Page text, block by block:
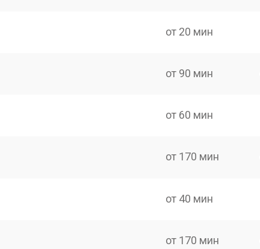
от 20 мин
от 90 мин
от 60 мин
от 170 мин
от 40 мин
от 170 мин